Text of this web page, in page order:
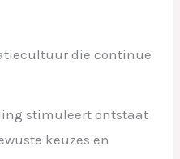
die continue
stimuleert ontstaat
keuzes en